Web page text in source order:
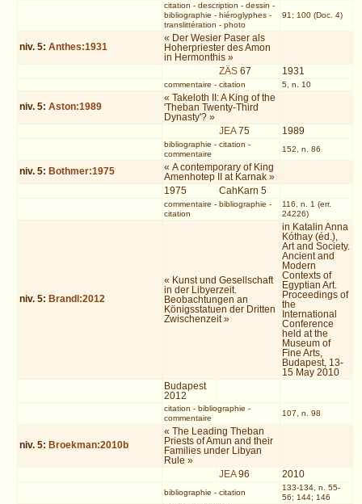
citation - description - dessin -
bibliographie - hiéroglyphes-
translittération - photo
91; 100 (Doc. 4)
niv. 5:Anthes:1931
« Der Wesier Paser als
Hoherpriester des Amon
in Hermonthis »
ZÄS 67 1931
commentaire - citation 5, n. 10
niv. 5:Aston:1989
« Takeloth II: A King of the
'Theban Twenty-Third
Dynasty'? »
JEA75 1989
bibliographie - citation -
commentaire
152, n. 86
niv. 5: Bothmer:1975
« A contemporary of King
Amenhotep II at Karnak »
1975
CahKarn 5
commentaire - bibliographie -
citation
116, n. 1 (err.
24226)
niv. 5: Brandl:2012
« Kunst und Gesellschaft
in der Libyerzeit.
Beobachtungen an
Königsstatuen der Dritten
Zwischenzeit »
in Katalin Anna
Kóthay (éd.),
Art and Society.
Ancient and
Modern
Contexts of
Egyptian Art.
Proceedings of
the
International
Conference
held at the
Museum of
Fine Arts,
Budapest, 13-
15 May 2010
Budapest
2012
citation - bibliographie -
commentaire
107, n. 98
niv. 5: Broekman:2010b
« The Leading Theban
Priests of Amun and their
Families under Libyan
Rule »
JEA96 2010
bibliographie - citation
133-134, n. 55-
56; 144; 146